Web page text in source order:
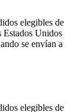
elegibles de
Estados Unidos
se envían a
elegibles de